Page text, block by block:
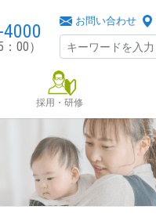
00）
お問い合わせ
採用・研修